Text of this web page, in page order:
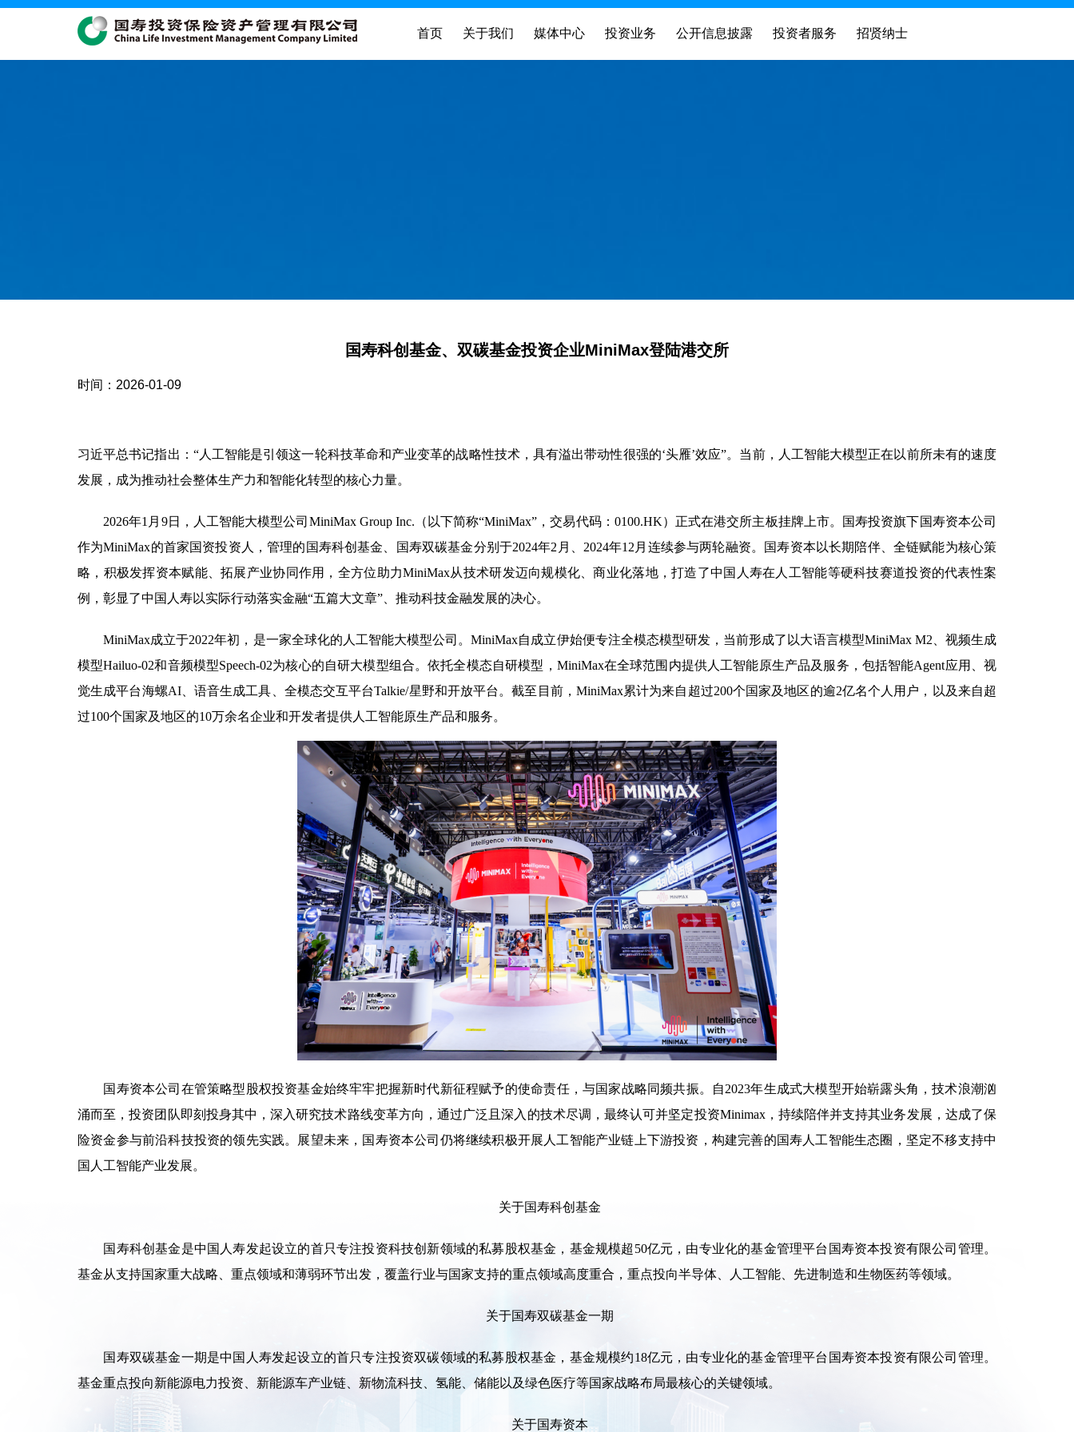
首页 关于我们 媒体中心 投资业务 公开信息披露 投资者服务 招贤纳士
国寿科创基金、双碳基金投资企业MiniMax登陆港交所
时间：2026-01-09
习近平总书记指出：“人工智能是引领这一轮科技革命和产业变革的战略性技术，具有溢出带动性很强的‘头雁’效应”。当前，人工智能大模型正在以前所未有的速度
发展，成为推动社会整体生产力和智能化转型的核心力量。
2026年1月9日，人工智能大模型公司MiniMax Group Inc.（以下简称“MiniMax”，交易代码：0100.HK）正式在港交所主板挂牌上市。国寿投资旗下国寿资本公司
作为MiniMax的首家国资投资人，管理的国寿科创基金、国寿双碳基金分别于2024年2月、2024年12月连续参与两轮融资。国寿资本以长期陪伴、全链赋能为核心策
略，积极发挥资本赋能、拓展产业协同作用，全方位助力MiniMax从技术研发迈向规模化、商业化落地，打造了中国人寿在人工智能等硬科技赛道投资的代表性案
例，彰显了中国人寿以实际行动落实金融“五篇大文章”、推动科技金融发展的决心。
MiniMax成立于2022年初，是一家全球化的人工智能大模型公司。MiniMax自成立伊始便专注全模态模型研发，当前形成了以大语言模型MiniMax M2、视频生成
模型Hailuo-02和音频模型Speech-02为核心的自研大模型组合。依托全模态自研模型，MiniMax在全球范围内提供人工智能原生产品及服务，包括智能Agent应用、视
觉生成平台海螺AI、语音生成工具、全模态交互平台Talkie/星野和开放平台。截至目前，MiniMax累计为来自超过200个国家及地区的逾2亿名个人用户，以及来自超
过100个国家及地区的10万余名企业和开发者提供人工智能原生产品和服务。
国寿资本公司在管策略型股权投资基金始终牢牢把握新时代新征程赋予的使命责任，与国家战略同频共振。自2023年生成式大模型开始崭露头角，技术浪潮汹
涌而至，投资团队即刻投身其中，深入研究技术路线变革方向，通过广泛且深入的技术尽调，最终认可并坚定投资Minimax，持续陪伴并支持其业务发展，达成了保
险资金参与前沿科技投资的领先实践。展望未来，国寿资本公司仍将继续积极开展人工智能产业链上下游投资，构建完善的国寿人工智能生态圈，坚定不移支持中
国人工智能产业发展。
关于国寿科创基金
国寿科创基金是中国人寿发起设立的首只专注投资科技创新领域的私募股权基金，基金规模超50亿元，由专业化的基金管理平台国寿资本投资有限公司管理。
基金从支持国家重大战略、重点领域和薄弱环节出发，覆盖行业与国家支持的重点领域高度重合，重点投向半导体、人工智能、先进制造和生物医药等领域。
关于国寿双碳基金一期
国寿双碳基金一期是中国人寿发起设立的首只专注投资双碳领域的私募股权基金，基金规模约18亿元，由专业化的基金管理平台国寿资本投资有限公司管理。
基金重点投向新能源电力投资、新能源车产业链、新物流科技、氢能、储能以及绿色医疗等国家战略布局最核心的关键领域。
关于国寿资本